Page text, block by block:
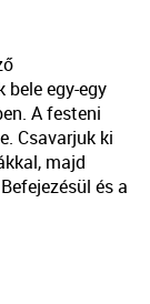
egy-egy
A festeni
Csavarjuk ki
majd
és a